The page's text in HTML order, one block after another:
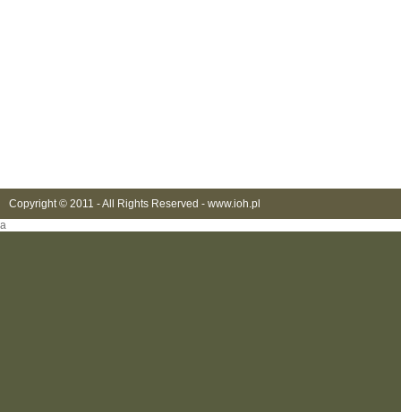
Copyright © 2011 - All Rights Reserved - www.ioh.pl
a